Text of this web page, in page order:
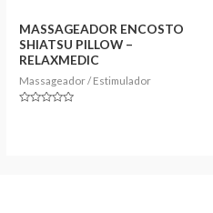
MASSAGEADOR ENCOSTO
SHIATSU PILLOW –
RELAXMEDIC
Massageador / Estimulador